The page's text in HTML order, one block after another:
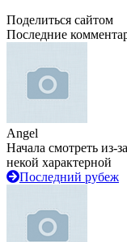
Поделиться сайтом
Последние
Angel
Начала смотреть из-
некой характерной
Последний рубеж